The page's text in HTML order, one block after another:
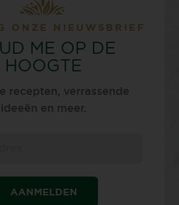
ONZE NIEUWSBRIEF
ME OP DE
HOOGTE
recepten, verrassende
ideeën en meer.
AANMELDEN